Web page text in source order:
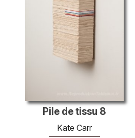
Pile de tissu 8
Kate Carr